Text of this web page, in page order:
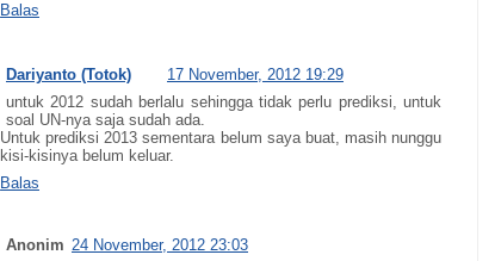
Balas
Dariyanto (Totok)
17 November, 2012 19:29
untuk 2012 sudah berlalu sehingga tidak perlu prediksi, untuk
soal UN-nya saja sudah ada.
Untuk prediksi 2013 sementara belum saya buat, masih nunggu
kisi-kisinya belum keluar.
Balas
Anonim 24 November, 2012 23:03